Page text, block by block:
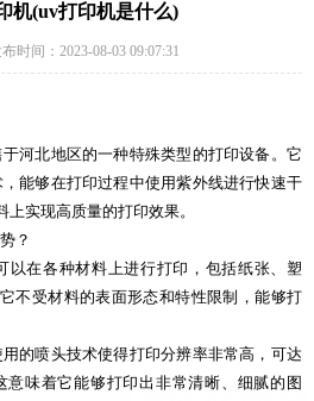
机(uv打印机是什么)
时间：2023-08-03 09:07:31
河北地区的一种特殊类型的打印设备。它
能够在打印过程中使用紫外线进行快速干
实现高质量的打印效果。
？
以在各种材料上进行打印，包括纸张、塑
不受材料的表面形态和特性限制，能够打
的喷头技术使得打印分辨率非常高，可达
意味着它能够打印出非常清晰、细腻的图